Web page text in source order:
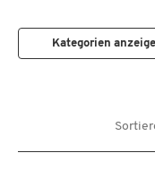
Kategorien